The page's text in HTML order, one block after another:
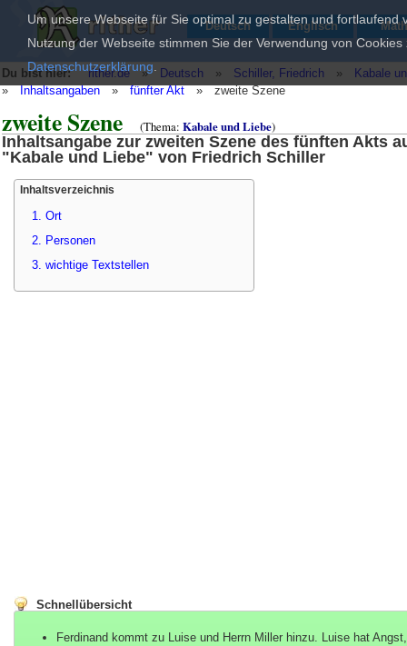
Deutsch Englisch
Du bist hier: rither.de » Deutsch » Schiller, Friedrich »
Kabale
»
Inhaltsangaben » fünfter Akt » zweite Szene
zweite Szene (Thema: Kabale und Liebe)
Inhaltsangabe zur zweiten Szene des fünften Akts
"Kabale und Liebe" von Friedrich Schiller
Inhaltsverzeichnis
1. Ort
2. Personen
3. wichtige Textstellen
Schnellübersicht
Ferdinand kommt zu Luise und Herrn Miller hinzu. Luise hat
Um unsere Webseite für Sie optimal zu gestalten und
Nutzung der Webseite stimmen Sie der Verwendung von
Datenschutzerklärung.